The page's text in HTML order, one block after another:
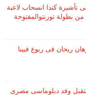
كندا انسحاب لاعبة
بطولة ​تورنتو​المفتوحة
ريحان فى ربوع فيينا
وفد دبلوماسى مصرى